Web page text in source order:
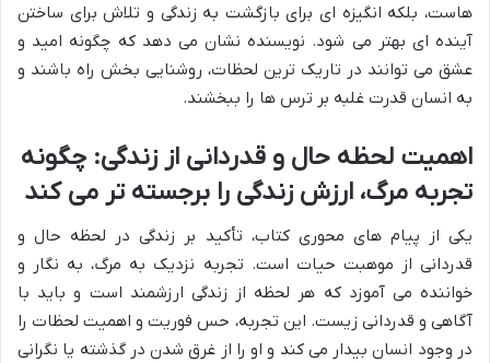
هاست، بلکه انگیزه ای برای بازگشت به زندگی و تلاش برای ساختن
آینده ای بهتر می شود. نویسنده نشان می دهد که چگونه امید و
عشق می توانند در تاریک ترین لحظات، روشنایی بخش راه باشند و
به انسان قدرت غلبه بر ترس ها را ببخشند.
اهمیت لحظه حال و قدردانی از زندگی: چگونه
تجربه مرگ، ارزش زندگی را برجسته تر می کند
یکی از پیام های محوری کتاب، تأکید بر زندگی در لحظه حال و
قدردانی از موهبت حیات است. تجربه نزدیک به مرگ، به نگار و
خواننده می آموزد که هر لحظه از زندگی ارزشمند است و باید با
آگاهی و قدردانی زیست. این تجربه، حس فوریت و اهمیت لحظات را
در وجود انسان بیدار می کند و او را از غرق شدن در گذشته یا نگرانی